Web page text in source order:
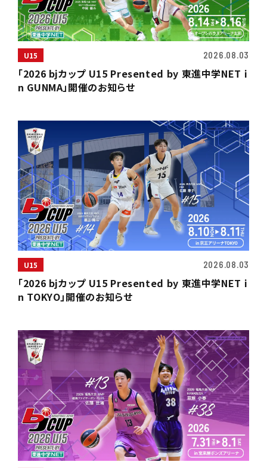
U15 2026.08.03
「2026 bjカップ U15 Presented by 東進中学NET i
n GUNMA」開催のお知らせ
U15 2026.08.03
「2026 bjカップ U15 Presented by 東進中学NET i
n TOKYO」開催のお知らせ